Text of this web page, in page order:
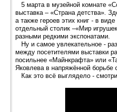
5 марта в музейной комнате
выставка – «Страна детства».
а также героев этих книг - в
отдельный столик –«Мир
разными редкими экспонатами.
Ну и самое увлекательное -
между посетителями выставки
посильнее «Майнкрафта» или
Яковлева в напряжённой борьбе
Как это всё выглядело -